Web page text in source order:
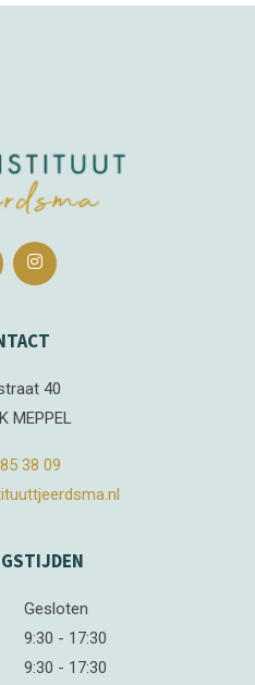
40
MEPPEL
38 09
Gesloten
9:30 - 17:30
9:30 - 17:30